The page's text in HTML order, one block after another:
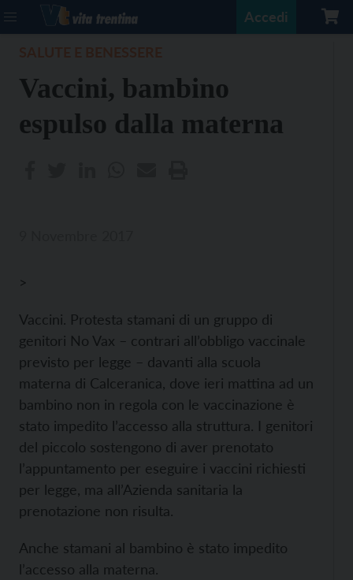
Accedi
Vaccini, bambino
espulso dalla materna
>
Vaccini. Protesta stamani di un gruppo di
genitori No Vax – contrari all’obbligo vaccinale
previsto per legge – davanti alla scuola
materna di Calceranica, dove ieri mattina ad un
bambino non in regola con le vaccinazione è
stato impedito l’accesso alla struttura. I genitori
del piccolo sostengono di aver prenotato
l’appuntamento per eseguire i vaccini richiesti
per legge, ma all’Azienda sanitaria la
prenotazione non risulta.
Anche stamani al bambino è stato impedito
l’accesso alla materna.